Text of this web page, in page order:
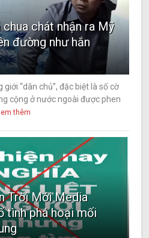
chát nhận ra Mỹ
đường như hắn
“dân chủ”, đặc biệt là số cờ
cộng ở nước ngoài được phen
thêm
Trời Mới Media
tình phá hoại mối